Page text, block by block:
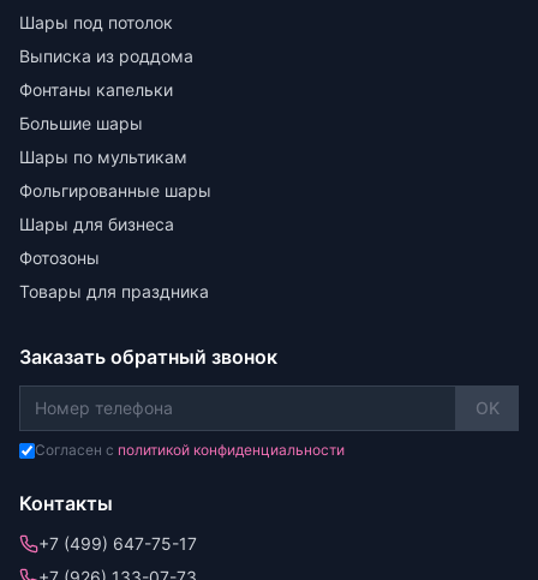
Шары под потолок
Выписка из роддома
Фонтаны капельки
Большие шары
Шары по мультикам
Фольгированные шары
Шары для бизнеса
Фотозоны
Товары для праздника
Заказать обратный звонок
OK
Согласен с политикой конфиденциальности
Контакты
+7 (499) 647-75-17